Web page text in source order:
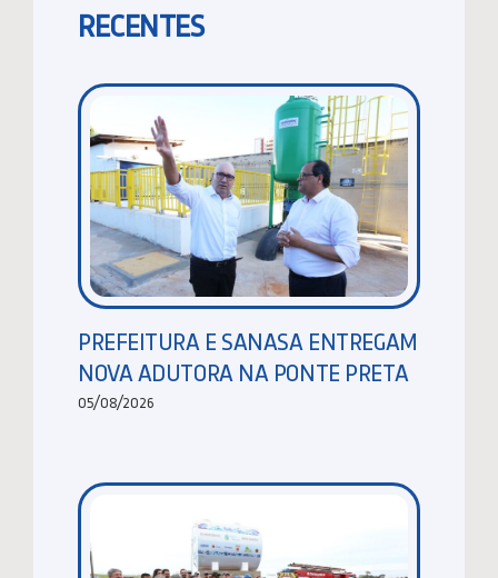
RECENTES
PREFEITURA E SANASA ENTREGAM
NOVA ADUTORA NA PONTE PRETA
05/08/2026